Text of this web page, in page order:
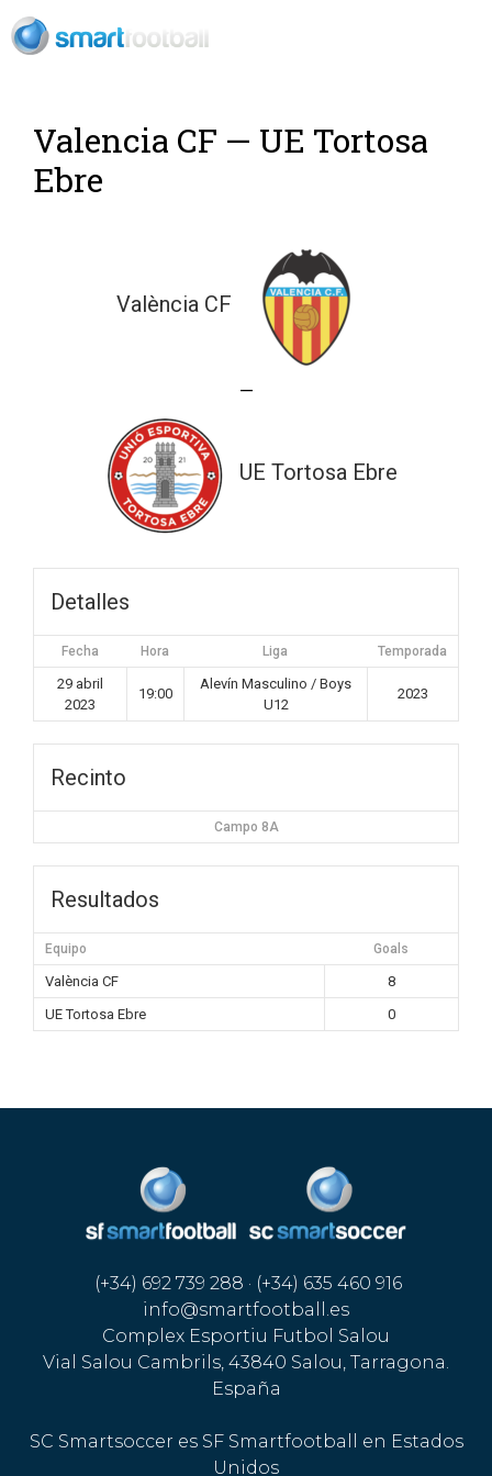
Valencia CF — UE Tortosa
Ebre
València CF
—
UE Tortosa Ebre
Detalles
Fecha Hora Liga Temporada
29 abril
2023
19:00
Alevín Masculino / Boys
U12
2023
Recinto
Campo 8A
Resultados
Equipo Goals
València CF
8
UE Tortosa Ebre
0
(+34) 692 739 288 · (+34) 635 460 916
info@smartfootball.es
Complex Esportiu Futbol Salou
Vial Salou Cambrils, 43840 Salou, Tarragona.
España
SC Smartsoccer es SF Smartfootball en Estados
Unidos